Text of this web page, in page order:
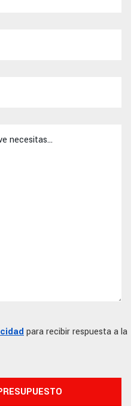
para recibir respuesta a la